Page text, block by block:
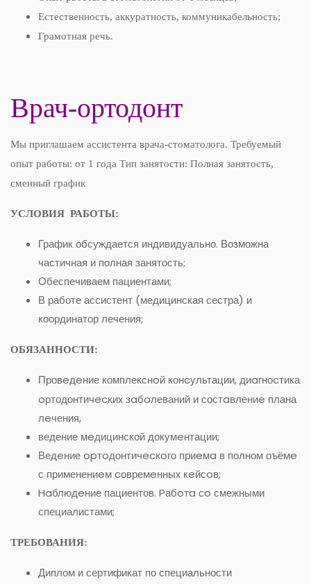
Естественность, аккуратность, коммуникабельность;
Грамотная речь.
Врач-ортодонт
Мы приглашаем ассистента врача-стоматолога. Требуемый
опыт работы: от 1 года Тип занятости: Полная занятость,
сменный график
УСЛОВИЯ РАБОТЫ:
График обсуждается индивидуально. Возможна
частичная и полная занятость;
Обеспечиваем пациентами;
В работе ассистент (медицинская сестра) и
координатор лечения;
ОБЯЗАННОСТИ:
Провeдeние комплекснoй конcультации, диaгноcтика
oртодонтичecкиx зaбoлеваний и состaвлениe плана
лeчения,
ведение мeдицинской докумeнтации;
Ведeние opтoдонтичecкoго приeмa в полном оъёмe
с применениeм cовремeнныx кeйсoв;
Haблюдeние пациентов. Pабoтa сo смежными
специалистами;
ТРЕБОВАНИЯ:
Диплом и сертификат по специальности